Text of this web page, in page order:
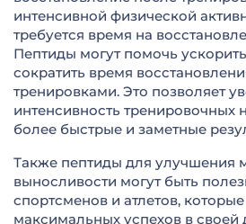
интенсивной физической
требуется время на
Пептиды могут помочь
сократить время
тренировками. Это позволяет
интенсивность тренировочных
более быстрые и заметные
Также пептиды для улучшения
выносливости могут быть
спортсменов и атлетов,
максимальных успехов в своей